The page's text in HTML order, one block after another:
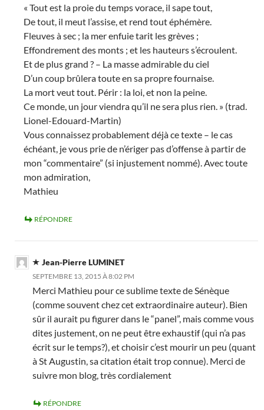
« Tout est la proie du temps vorace, il sape tout,
De tout, il meut l’assise, et rend tout éphémère.
Fleuves à sec ; la mer enfuie tarit les grèves ;
Effondrement des monts ; et les hauteurs s’écroulent.
Et de plus grand ? – La masse admirable du ciel
D’un coup brûlera toute en sa propre fournaise.
La mort veut tout. Périr : la loi, et non la peine.
Ce monde, un jour viendra qu’il ne sera plus rien. » (trad.
Lionel-Edouard-Martin)
Vous connaissez probablement déjà ce texte – le cas
échéant, je vous prie de n’ériger pas d’offense à partir de
mon “commentaire” (si injustement nommé). Avec toute
mon admiration,
Mathieu
RÉPONDRE
Jean-Pierre LUMINET
SEPTEMBRE 13, 2015 À 8:02 PM
Merci Mathieu pour ce sublime texte de Sénèque
(comme souvent chez cet extraordinaire auteur). Bien
sûr il aurait pu figurer dans le “panel”, mais comme vous
dites justement, on ne peut être exhaustif (qui n’a pas
écrit sur le temps?), et choisir c’est mourir un peu (quant
à St Augustin, sa citation était trop connue). Merci de
suivre mon blog, très cordialement
RÉPONDRE